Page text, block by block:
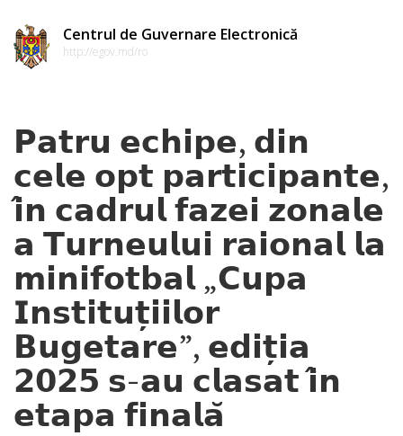
Centrul de Guvernare Electronică
http://egov.md/ro
𝗣𝗮𝘁𝗿𝘂 𝗲𝗰𝗵𝗶𝗽𝗲, 𝗱𝗶𝗻
𝗰𝗲𝗹𝗲 𝗼𝗽𝘁 𝗽𝗮𝗿𝘁𝗶𝗰𝗶𝗽𝗮𝗻𝘁𝗲,
𝗶̂𝗻 𝗰𝗮𝗱𝗿𝘂𝗹 𝗳𝗮𝘇𝗲𝗶 𝘇𝗼𝗻𝗮𝗹𝗲
𝗮 𝗧𝘂𝗿𝗻𝗲𝘂𝗹𝘂𝗶 𝗿𝗮𝗶𝗼𝗻𝗮𝗹 𝗹𝗮
𝗺𝗶𝗻𝗶𝗳𝗼𝘁𝗯𝗮𝗹 „𝗖𝘂𝗽𝗮
𝗜𝗻𝘀𝘁𝗶𝘁𝘂𝘁̦𝗶𝗶𝗹𝗼𝗿
𝗕𝘂𝗴𝗲𝘁𝗮𝗿𝗲”, 𝗲𝗱𝗶𝘁̦𝗶𝗮
𝟮𝟬𝟮𝟱 𝘀-𝗮𝘂 𝗰𝗹𝗮𝘀𝗮𝘁 𝗶̂𝗻
𝗲𝘁𝗮𝗽𝗮 𝗳𝗶𝗻𝗮𝗹𝗮̆